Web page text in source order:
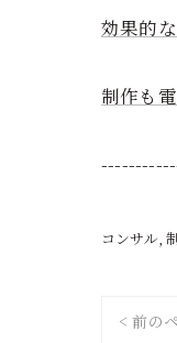
効果的
制作も
コンサル
< 前の